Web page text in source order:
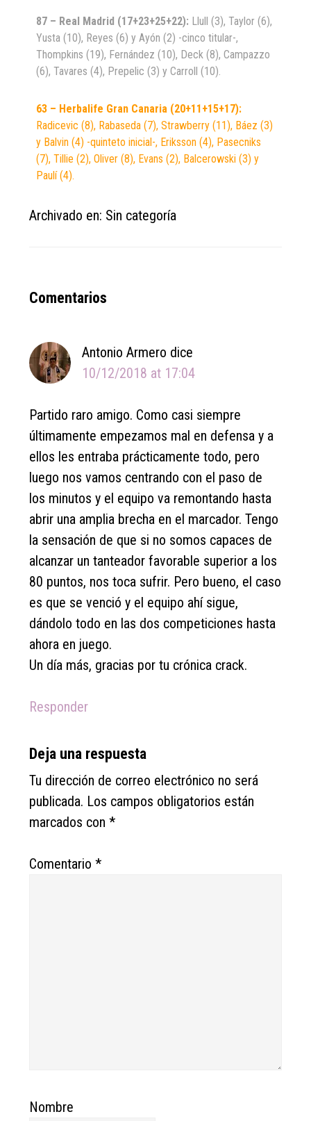
87 – Real Madrid (17+23+25+22): Llull (3), Taylor (6),
Yusta (10), Reyes (6) y Ayón (2) -cinco titular-,
Thompkins (19), Fernández (10), Deck (8), Campazzo
(6), Tavares (4), Prepelic (3) y Carroll (10).
63 – Herbalife Gran Canaria (20+11+15+17):
Radicevic (8), Rabaseda (7), Strawberry (11), Báez (3)
y Balvin (4) -quinteto inicial-, Eriksson (4), Pasecniks
(7), Tillie (2), Oliver (8), Evans (2), Balcerowski (3) y
Paulí (4).
Archivado en: Sin categoría
Reader
Comentarios
Antonio Armero dice
10/12/2018 at 17:04
Partido raro amigo. Como casi siempre
últimamente empezamos mal en defensa y a
ellos les entraba prácticamente todo, pero
luego nos vamos centrando con el paso de
los minutos y el equipo va remontando hasta
abrir una amplia brecha en el marcador. Tengo
la sensación de que si no somos capaces de
alcanzar un tanteador favorable superior a los
80 puntos, nos toca sufrir. Pero bueno, el caso
es que se venció y el equipo ahí sigue,
dándolo todo en las dos competiciones hasta
ahora en juego.
Un día más, gracias por tu crónica crack.
Responder
Deja una respuesta
Tu dirección de correo electrónico no será
publicada. Los campos obligatorios están
marcados con*
Comentario*
Nombre